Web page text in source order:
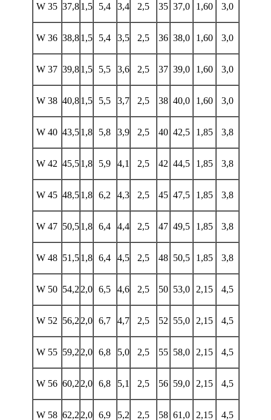
W 35 37,8 1,5 5,4 3,4 2,5 35 37,0 1,60 3,0
W 36 38,8 1,5 5,4 3,5 2,5 36 38,0 1,60 3,0
W 37 39,8 1,5 5,5 3,6 2,5 37 39,0 1,60 3,0
W 38 40,8 1,5 5,5 3,7 2,5 38 40,0 1,60 3,0
W 40 43,5 1,8 5,8 3,9 2,5 40 42,5 1,85 3,8
W 42 45,5 1,8 5,9 4,1 2,5 42 44,5 1,85 3,8
W 45 48,5 1,8 6,2 4,3 2,5 45 47,5 1,85 3,8
W 47 50,5 1,8 6,4 4,4 2,5 47 49,5 1,85 3,8
W 48 51,5 1,8 6,4 4,5 2,5 48 50,5 1,85 3,8
W 50 54,2 2,0 6,5 4,6 2,5 50 53,0 2,15 4,5
W 52 56,2 2,0 6,7 4,7 2,5 52 55,0 2,15 4,5
W 55 59,2 2,0 6,8 5,0 2,5 55 58,0 2,15 4,5
W 56 60,2 2,0 6,8 5,1 2,5 56 59,0 2,15 4,5
W 58 62,2 2,0 6,9 5,2 2,5 58 61,0 2,15 4,5